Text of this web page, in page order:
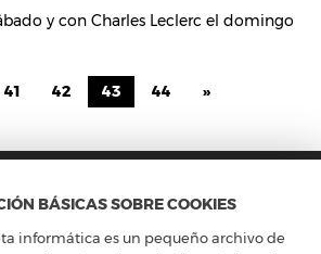
y con Charles Leclerc el domingo
41 42 43 44 »
BÁSICAS SOBRE COOKIES
informática es un pequeño archivo de